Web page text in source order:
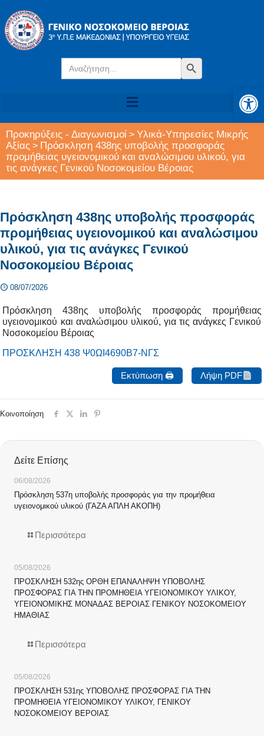
Search
for:
Search Button
Προκηρύξεις - Διαγωνισμοί > Υλικά-Υπηρεσίες Μικρής
Αξίας > Πρόσκληση 438ης υποβολής προσφοράς
προμήθειας υγειονομικού και αναλώσιμου υλικού, για
τις ανάγκες Γενικού Νοσοκομείου Βέροιας
Πρόσκληση 438ης υποβολής προσφοράς
προμήθειας υγειονομικού και αναλώσιμου
υλικού, για τις ανάγκες Γενικού
Νοσοκομείου Βέροιας
08/07/2026
Πρόσκληση 438ης υποβολής προσφοράς προμήθειας
υγειονομικού και αναλώσιμου υλικού, για τις ανάγκες Γενικού
Νοσοκομείου Βέροιας
ΠΡΟΣΚΛΗΣΗ 438 Ψ0ΩΙ4690Β7-ΝΓΣ
Εκτύπωση 🖨 Λήψη PDF
Κοινοποίηση
Δείτε Επίσης
06/08/2026
Πρόσκληση 537η υποβολής προσφοράς για την προμήθεια
υγειονομικού υλικού (ΓΑΖΑ ΑΠΛΗ ΑΚΟΠΗ)
Περισσότερα
05/08/2026
ΠΡΟΣΚΛΗΣΗ 532ης ΟΡΘΗ ΕΠΑΝΑΛΗΨΗ ΥΠΟΒΟΛΗΣ
ΠΡΟΣΦΟΡΑΣ ΓΙΑ ΤΗΝ ΠΡΟΜΗΘΕΙΑ ΥΓΕΙΟΝΟΜΙΚΟΥ ΥΛΙΚΟΥ,
ΥΓΕΙΟΝΟΜΙΚΗΣ ΜΟΝΑΔΑΣ ΒΕΡΟΙΑΣ ΓΕΝΙΚΟΥ ΝΟΣΟΚΟΜΕΙΟΥ
ΗΜΑΘΙΑΣ
Περισσότερα
05/08/2026
ΠΡΟΣΚΛΗΣΗ 531ης ΥΠΟΒΟΛΗΣ ΠΡΟΣΦΟΡΑΣ ΓΙΑ ΤΗΝ
ΠΡΟΜΗΘΕΙΑ ΥΓΕΙΟΝΟΜΙΚΟΥ ΥΛΙΚΟΥ, ΓΕΝΙΚΟΥ
ΝΟΣΟΚΟΜΕΙΟΥ ΒΕΡΟΙΑΣ